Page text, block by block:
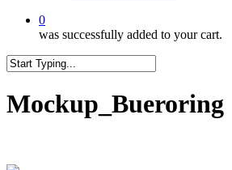
0
was successfully added to your cart.
Search
Mockup_Bueroring